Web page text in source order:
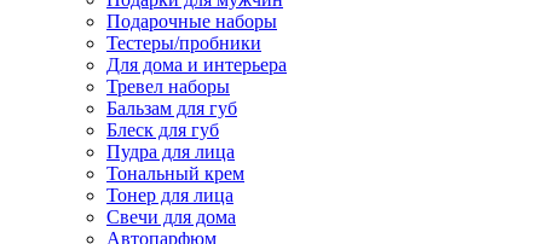
Подарочные наборы
Тестеры/пробники
Для дома и интерьера
Тревел наборы
Бальзам для губ
Блеск для губ
Пудра для лица
Тональный крем
Тонер для лица
Свечи для дома
Автопарфюм